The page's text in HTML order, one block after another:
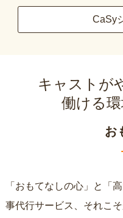
CaSy
キャストが
働ける
お
「おもてなしの心」と「
事代行サービス、それこ